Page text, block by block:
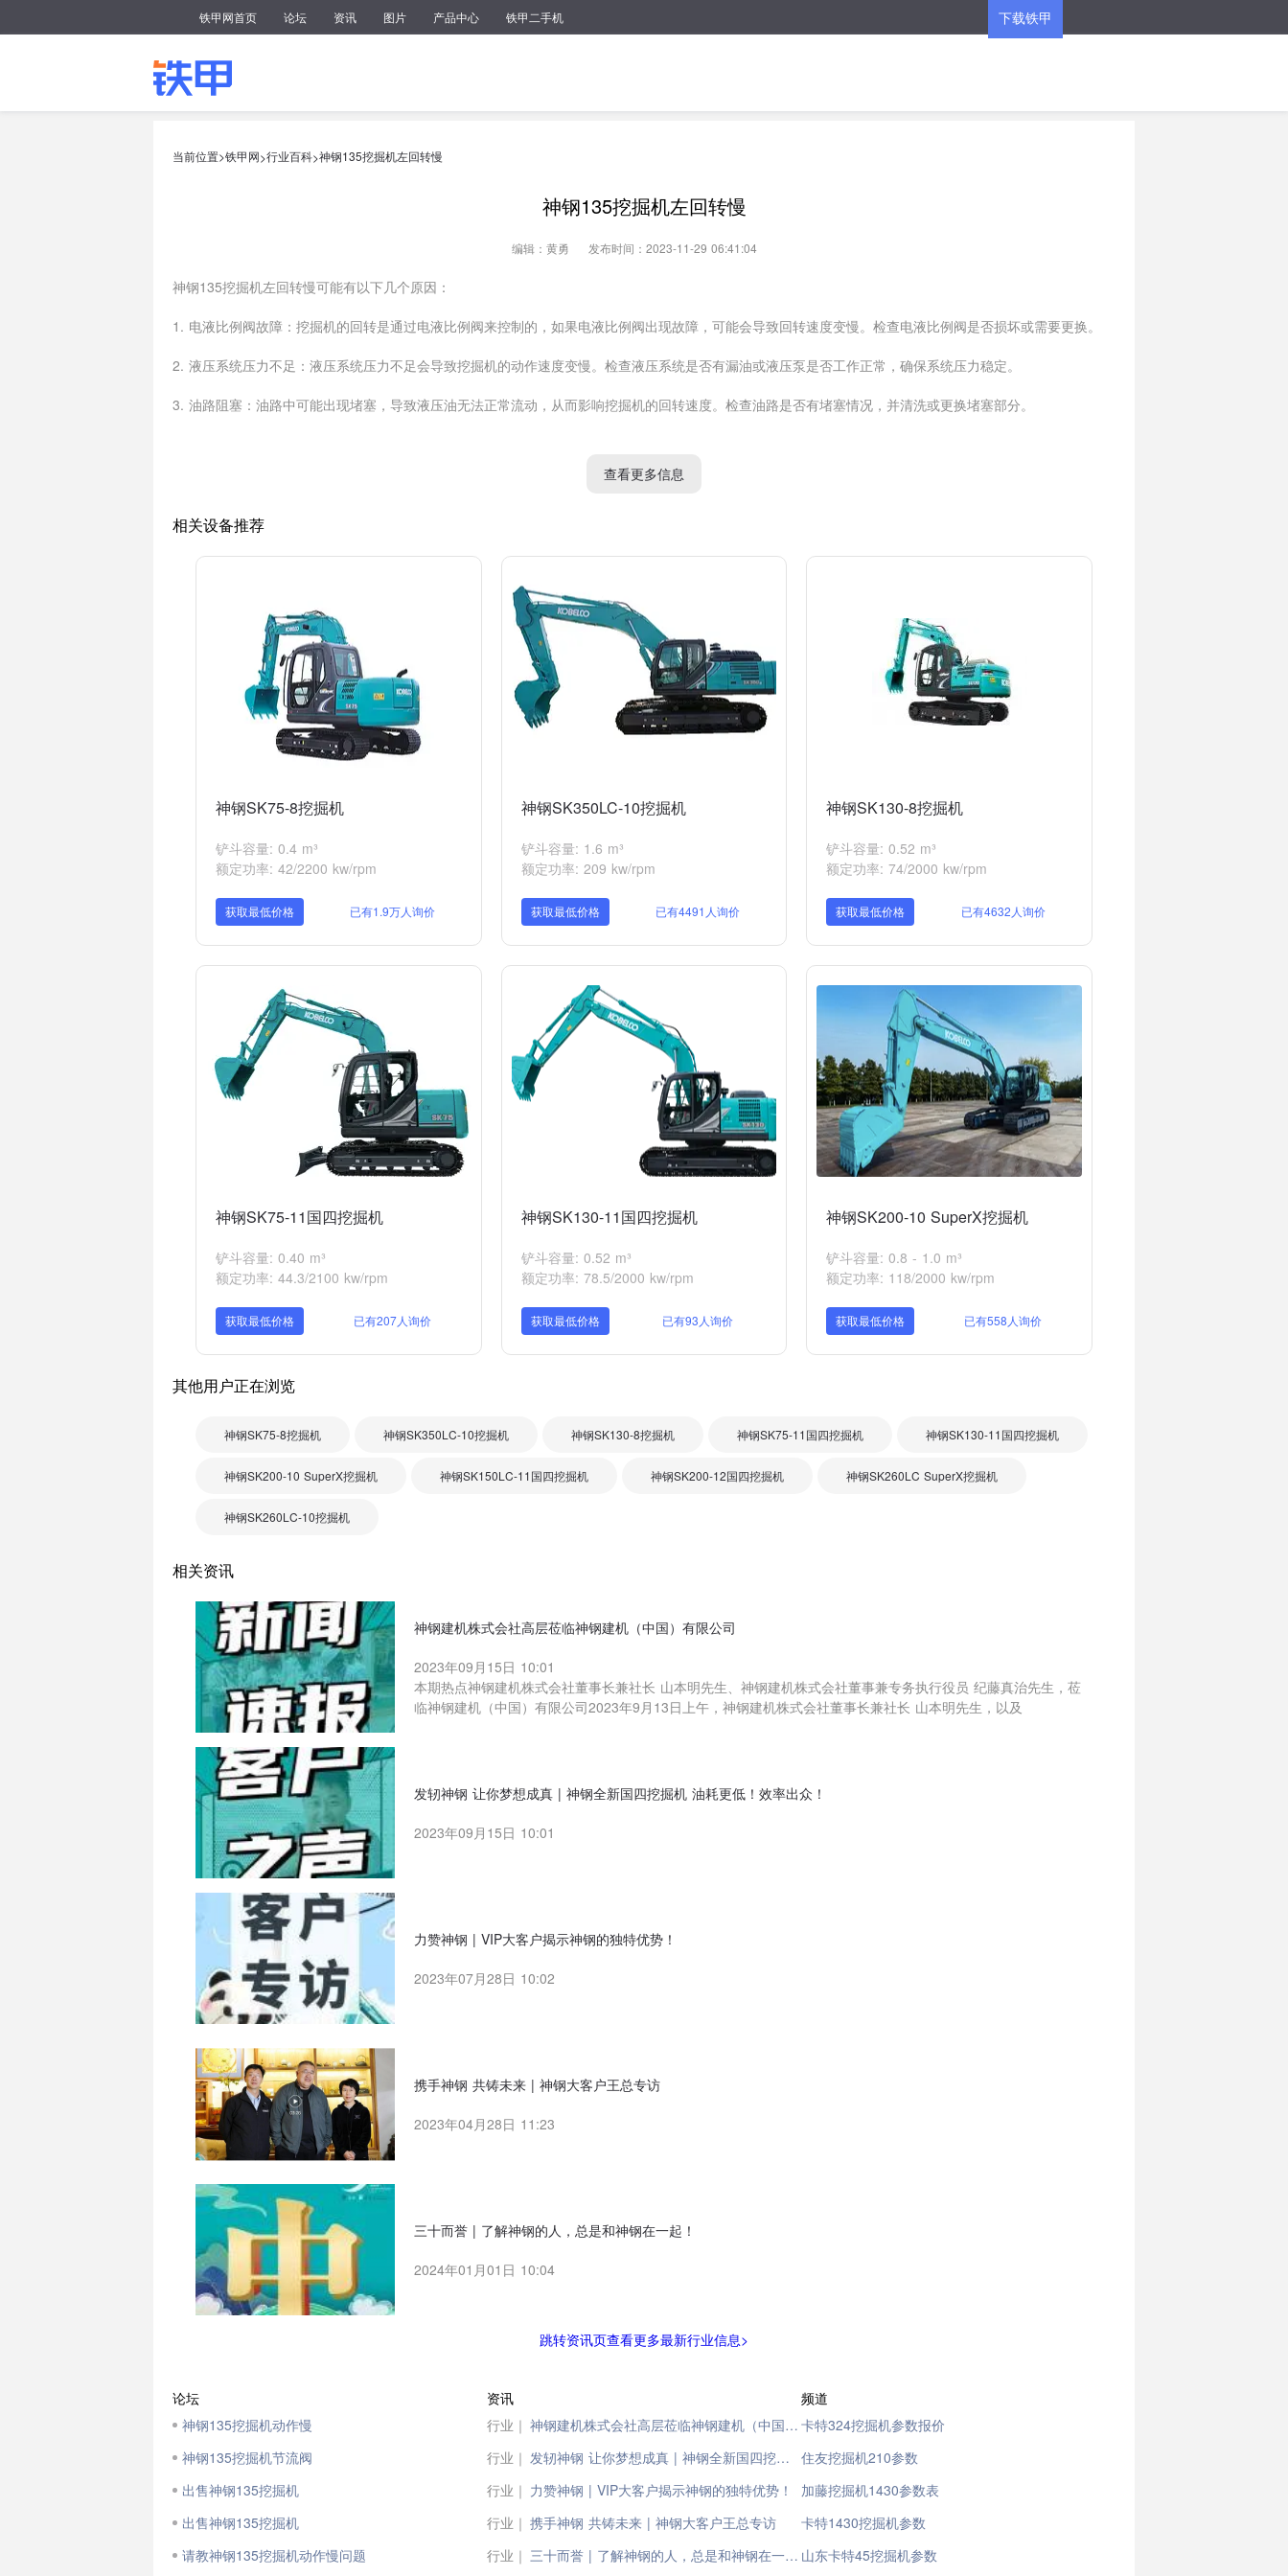
铁甲网首页 论坛 资讯 图片 产品中心 铁甲二手机
下载铁甲
当前位置>铁甲网>行业百科>神钢135挖掘机左回转慢
神钢135挖掘机左回转慢
编辑：黄勇 发布时间：2023-11-29 06:41:04
神钢135挖掘机左回转慢可能有以下几个原因：
1. 电液比例阀故障：挖掘机的回转是通过电液比例阀来控制的，如果电液比例阀出现故障，可能会导致回转速度变慢。检查电液比例阀是否损坏或需要更换。
2. 液压系统压力不足：液压系统压力不足会导致挖掘机的动作速度变慢。检查液压系统是否有漏油或液压泵是否工作正常，确保系统压力稳定。
3. 油路阻塞：油路中可能出现堵塞，导致液压油无法正常流动，从而影响挖掘机的回转速度。检查油路是否有堵塞情况，并清洗或更换堵塞部分。
查看更多信息
相关设备推荐
神钢SK75-8挖掘机
铲斗容量: 0.4 m³
额定功率: 42/2200 kw/rpm
获取最低价格 已有1.9万人询价
神钢SK350LC-10挖掘机
铲斗容量: 1.6 m³
额定功率: 209 kw/rpm
获取最低价格 已有4491人询价
神钢SK130-8挖掘机
铲斗容量: 0.52 m³
额定功率: 74/2000 kw/rpm
获取最低价格 已有4632人询价
神钢SK75-11国四挖掘机
铲斗容量: 0.40 m³
额定功率: 44.3/2100 kw/rpm
获取最低价格 已有207人询价
神钢SK130-11国四挖掘机
铲斗容量: 0.52 m³
额定功率: 78.5/2000 kw/rpm
获取最低价格 已有93人询价
神钢SK200-10 SuperX挖掘机
铲斗容量: 0.8 - 1.0 m³
额定功率: 118/2000 kw/rpm
获取最低价格 已有558人询价
其他用户正在浏览
神钢SK75-8挖掘机 神钢SK350LC-10挖掘机 神钢SK130-8挖掘机 神钢SK75-11国四挖掘机 神钢SK130-11国四挖掘机
神钢SK200-10 SuperX挖掘机 神钢SK150LC-11国四挖掘机 神钢SK200-12国四挖掘机 神钢SK260LC SuperX挖掘机
神钢SK260LC-10挖掘机
相关资讯
神钢建机株式会社高层莅临神钢建机（中国）有限公司
2023年09月15日 10:01
本期热点神钢建机株式会社董事长兼社长 山本明先生、神钢建机株式会社董事兼专务执行役员 纪藤真治先生，莅
临神钢建机（中国）有限公司2023年9月13日上午，神钢建机株式会社董事长兼社长 山本明先生，以及
发轫神钢 让你梦想成真 | 神钢全新国四挖掘机 油耗更低！效率出众！
2023年09月15日 10:01
力赞神钢 | VIP大客户揭示神钢的独特优势！
2023年07月28日 10:02
携手神钢 共铸未来 | 神钢大客户王总专访
2023年04月28日 11:23
三十而誉 | 了解神钢的人，总是和神钢在一起！
2024年01月01日 10:04
跳转资讯页查看更多最新行业信息>
论坛
神钢135挖掘机动作慢
神钢135挖掘机节流阀
出售神钢135挖掘机
出售神钢135挖掘机
请教神钢135挖掘机动作慢问题
资讯
行业｜
神钢建机株式会社高层莅临神钢建机（中国）有限公司
行业｜
发轫神钢 让你梦想成真 | 神钢全新国四挖掘机 油耗更低！效率出众！
行业｜ 力赞神钢 | VIP大客户揭示神钢的独特优势！
行业｜ 携手神钢 共铸未来 | 神钢大客户王总专访
行业｜
三十而誉 | 了解神钢的人，总是和神钢在一起！
频道
卡特324挖掘机参数报价
住友挖掘机210参数
加藤挖掘机1430参数表
卡特1430挖掘机参数
山东卡特45挖掘机参数